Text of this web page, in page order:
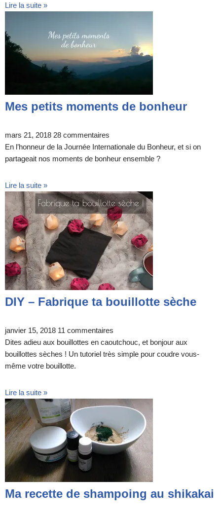
Lire la suite »
Mes petits moments de bonheur
mars 21, 2018 28 commentaires
En l’honneur de la Journée Internationale du Bonheur, et si on
partageait nos moments de bonheur ensemble ?
Lire la suite »
DIY – Fabrique ta bouillotte sèche
janvier 15, 2018 11 commentaires
Dites adieu aux bouillottes en caoutchouc, et bonjour aux
bouillottes sèches ! Un tutoriel très simple pour coudre vous-
même votre bouillotte.
Lire la suite »
Ma recette de shampoing au shikakai